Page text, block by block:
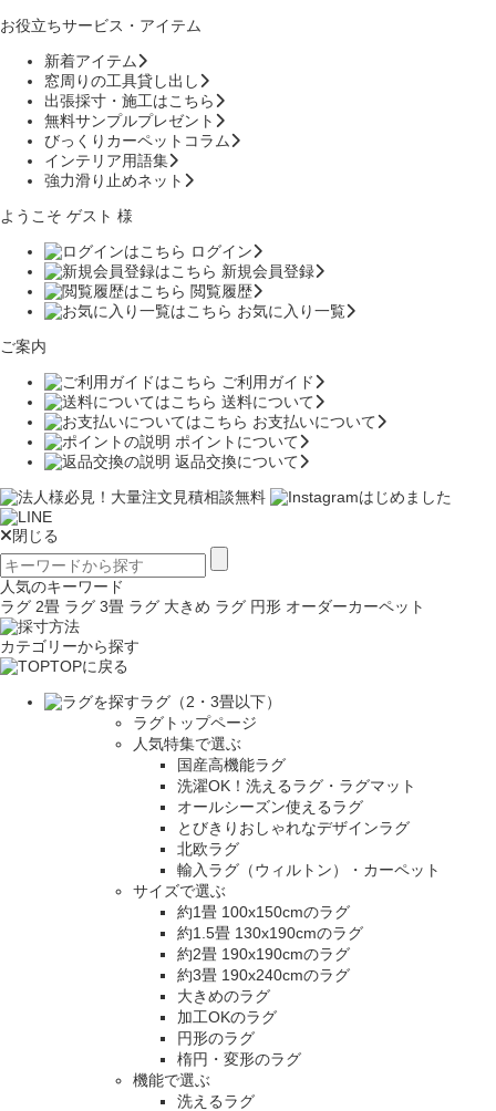
お役立ちサービス・アイテム
新着アイテム
窓周りの工具貸し出し
出張採寸・施工はこちら
無料サンプルプレゼント
びっくりカーペットコラム
インテリア用語集
強力滑り止めネット
ようこそ ゲスト 様
ログイン
新規会員登録
閲覧履歴
お気に入り一覧
ご案内
ご利用ガイド
送料について
お支払いについて
ポイントについて
返品交換について
閉じる
人気のキーワード
ラグ 2畳 ラグ 3畳 ラグ 大きめ ラグ 円形 オーダーカーペット
カテゴリーから探す
TOPに戻る
ラグ（2・3畳以下）
ラグトップページ
人気特集で選ぶ
国産高機能ラグ
洗濯OK！洗えるラグ・ラグマット
オールシーズン使えるラグ
とびきりおしゃれなデザインラグ
北欧ラグ
輸入ラグ（ウィルトン）・カーペット
サイズで選ぶ
約1畳 100x150cmのラグ
約1.5畳 130x190cmのラグ
約2畳 190x190cmのラグ
約3畳 190x240cmのラグ
大きめのラグ
加工OKのラグ
円形のラグ
楕円・変形のラグ
機能で選ぶ
洗えるラグ